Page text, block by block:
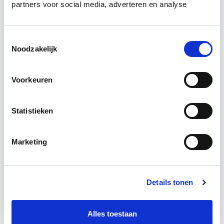
partners voor social media, adverteren en analyse
Noodzakelijk
Voorkeuren
Statistieken
Marketing
Details tonen
Alles toestaan
verbeteren. De belangrijkste trends in vastgoed
Utrecht en/of online
15 Lesdagen lesdag(en)
do 10 sep 2026 - Utrecht of Online
Meer informatie